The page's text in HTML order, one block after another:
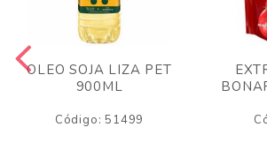
OLEO SOJA LIZA PET
900ML
Código: 51499